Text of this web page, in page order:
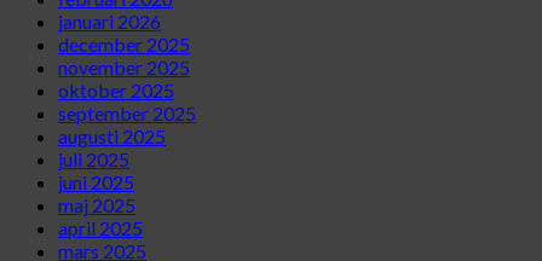
januari 2026
december 2025
november 2025
oktober 2025
september 2025
augusti 2025
juli 2025
juni 2025
maj 2025
april 2025
mars 2025